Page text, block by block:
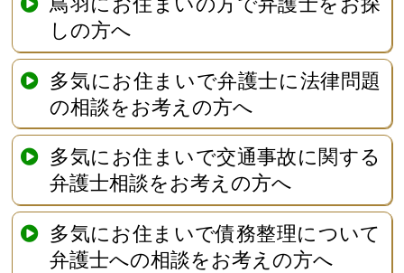
しの方へ
多気にお住まいで弁護士に法律問題
の相談をお考えの方へ
多気にお住まいで交通事故に関する
弁護士相談をお考えの方へ
多気にお住まいで債務整理について
弁護士への相談をお考えの方へ